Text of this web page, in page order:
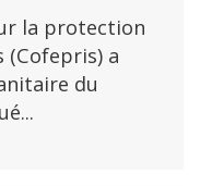
la protection
(Cofepris) a
du